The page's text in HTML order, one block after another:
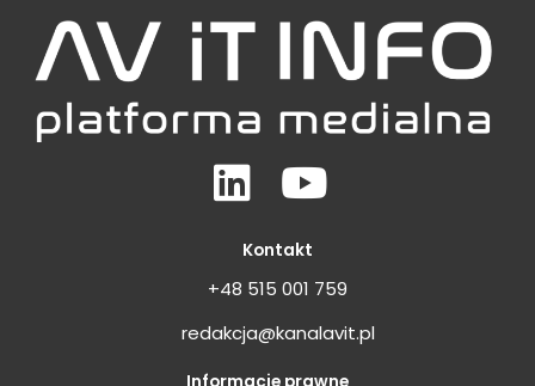
LinkedinYoutube
Kontakt
+48 515 001 759
redakcja@kanalavit.pl
Informacje prawne